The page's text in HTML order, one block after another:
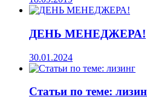
ДЕНЬ МЕНЕДЖЕРА!
30.01.2024
Статьи по теме: